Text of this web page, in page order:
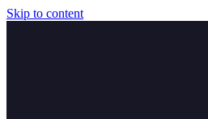
Skip to content